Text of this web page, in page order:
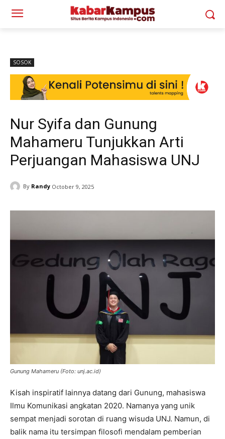
SOSOK
Nur Syifa dan Gunung
Mahameru Tunjukkan Arti
Perjuangan Mahasiswa UNJ
By Randy October 9, 2025
Gunung Mahameru (Foto: unj.ac.id)
Kisah inspiratif lainnya datang dari Gunung, mahasiswa
Ilmu Komunikasi angkatan 2020. Namanya yang unik
sempat menjadi sorotan di ruang wisuda UNJ. Namun, di
balik nama itu tersimpan filosofi mendalam pemberian